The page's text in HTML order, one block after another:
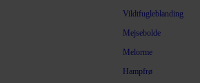
Vildtfugleblanding
Mejsebolde
Melorme
Hampfrø